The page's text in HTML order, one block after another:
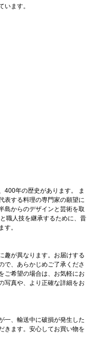
います。
400年の歴史があります。 ま
表する料理の専門家の願望に
島からのデザインと芸術を取
職人技を継承するために、昔
す。
趣が異なります。お届けする
で、あらかじめご了承くださ
ご希望の場合は、お気軽にお
写真や、より正確な詳細をお
一、輸送中に破損が発生した
きます。安心してお買い物を